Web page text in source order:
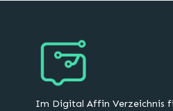
Im Digital Affin Verzeichnis